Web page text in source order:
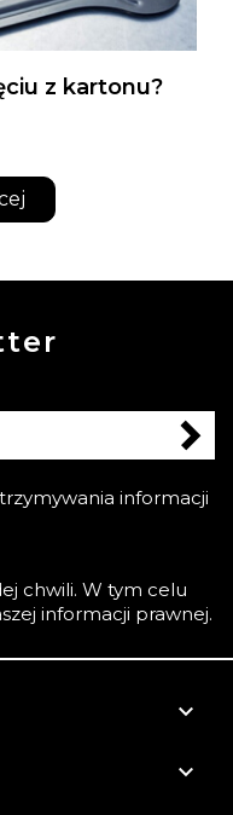
z kartonu?
informacji
chwili. W tym celu
informacji prawnej.

